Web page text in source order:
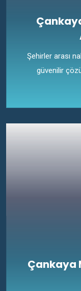
Şehirler arası
güvenilir
Çankaya